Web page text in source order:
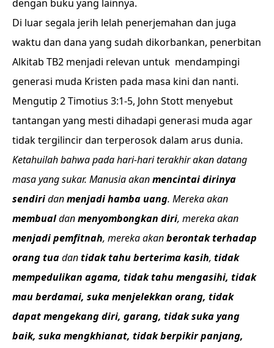
dengan buku yang lainnya.
Di luar segala jerih lelah penerjemahan dan juga
waktu dan dana yang sudah dikorbankan, penerbitan
Alkitab TB2 menjadi relevan untuk mendampingi
generasi muda Kristen pada masa kini dan nanti.
Mengutip 2 Timotius 3:1-5, John Stott menyebut
tantangan yang mesti dihadapi generasi muda agar
tidak tergilincir dan terperosok dalam arus dunia.
Ketahuilah bahwa pada hari-hari terakhir akan datang
masa yang sukar. Manusia akanmencintai dirinya
sendiridanmenjadi hamba uang. Mereka akan
membualdanmenyombongkan diri, mereka akan
menjadi pemfitnah, mereka akanberontak terhadap
orang tuadantidak tahu berterima kasih, tidak
mempedulikan agama, tidak tahu mengasihi, tidak
mau berdamai, suka menjelekkan orang, tidak
dapat mengekang diri, garang, tidak suka yang
baik, suka mengkhianat, tidak berpikir panjang,